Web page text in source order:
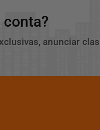
conta?
anunciar